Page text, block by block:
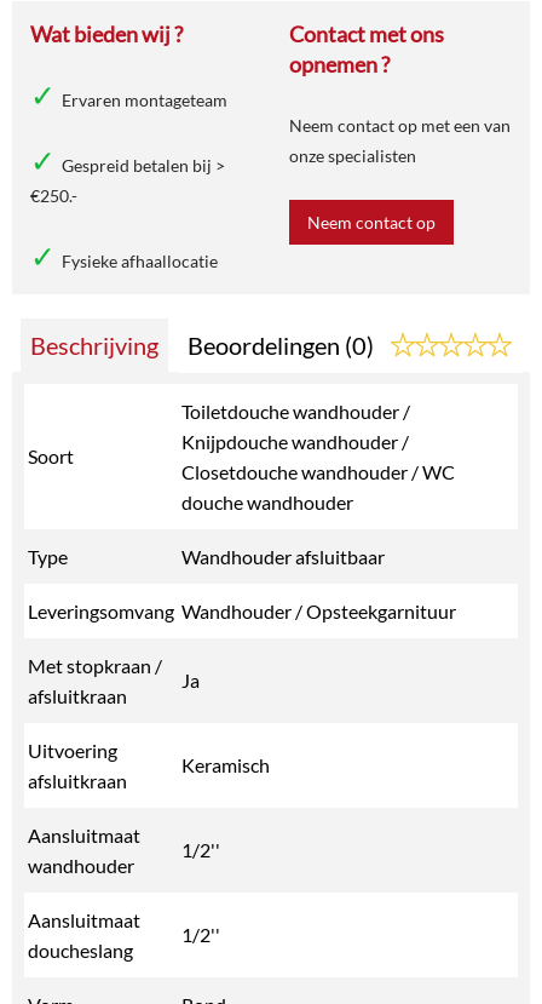
Wat bieden wij ?
Ervaren montageteam
Gespreid betalen bij >
€250.-
Fysieke afhaallocatie
Contact met ons
opnemen ?
Neem contact op met een van
onze specialisten
Neem contact op
Beschrijving Beoordelingen (0)
Soort
Toiletdouche wandhouder /
Knijpdouche wandhouder /
Closetdouche wandhouder / WC
douche wandhouder
Type Wandhouder afsluitbaar
Leveringsomvang Wandhouder / Opsteekgarnituur
Met stopkraan /
afsluitkraan
Ja
Uitvoering
afsluitkraan
Keramisch
Aansluitmaat
wandhouder
1/2''
Aansluitmaat
doucheslang
1/2''